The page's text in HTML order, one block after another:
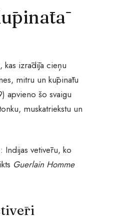
izrādīja cieņu
mitru un kūpinātu
apvieno šo svaigu
muskatriekstu un
Indijas vetivēru, ko
Guerlain Homme